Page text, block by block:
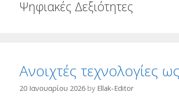
Ψηφιακές Δεξιότητες
Ανοιχτές τεχνολογίες
20 Ιανουαρίου 2026 by Ellak-Editor